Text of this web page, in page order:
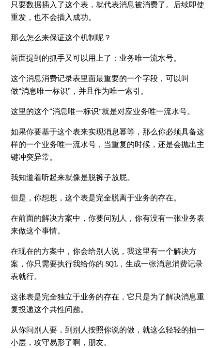
只要数据插入了这个表，就代表消息被消费了。后续即使
重发，也不会插入成功。
那么怎么来保证这个机制呢？
前面提到的抓手又可以用上了：业务唯一流水号。
这个消息消费记录表里面最重要的一个字段，可以叫
做“消息唯一标识”，并且作为唯一索引。
这里的这个“消息唯一标识”就是对应业务唯一流水号。
如果你要基于这个表来实现消息幂等，那么你必须具备这
样的一个业务唯一流水号，当重复的时候，还是会抛出主
键冲突异常。
我知道着听起来就像是脱裤子放屁。
但是，你想想，这个表是完全脱离于业务的存在。
在前面的解决方案中，你要问别人，你有没有一张业务表
来做这个事情。
在现在的方案中，你会给别人说，我这里有一个解决方
案，你只需要执行我给你的 SQL，生成一张消息消费记录
表就行。
这张表是完全独立于业务的存在，它只是为了解决消息重
复投递这个共性问题。
从你问别人要，到别人按照你说的做，就这么轻轻的抽一
小层，攻守易形了啊，朋友。